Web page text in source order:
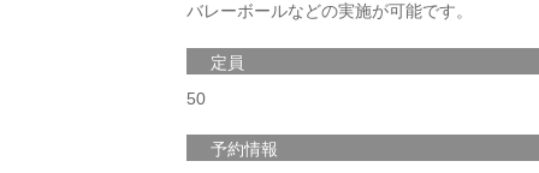
バレーボールなどの実施が可能です。
定員
50
予約情報